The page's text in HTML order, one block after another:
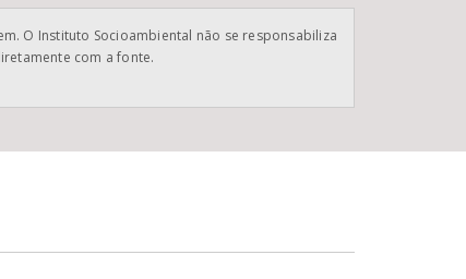
O Instituto Socioambiental não se responsabiliza
com a fonte.